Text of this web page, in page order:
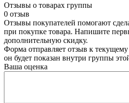
Отзывы о товарах группы
0 отзыв
Отзывы покупателей помогают
при покупке товара. Напишите
дополнительную скидку.
Форма отправляет отзыв к
он будет показан внутри группы
Ваша оценка